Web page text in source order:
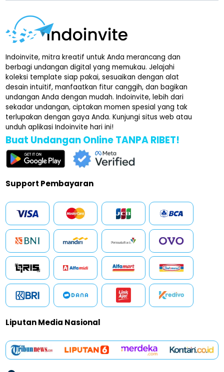
Indoinvite, mitra kreatif untuk Anda merancang dan
berbagi undangan digital yang memukau. Jelajahi
koleksi template siap pakai, sesuaikan dengan alat
desain intuitif, manfaatkan fitur canggih, dan bagikan
undangan Anda dengan mudah. Indoinvite, lebih dari
sekadar undangan, ciptakan momen spesial yang tak
terlupakan dengan gaya Anda. Kunjungi situs web atau
unduh aplikasi Indoinvite hari ini!
Buat Undangan Online TANPA RIBET!
Support Pembayaran
Liputan Media Nasional